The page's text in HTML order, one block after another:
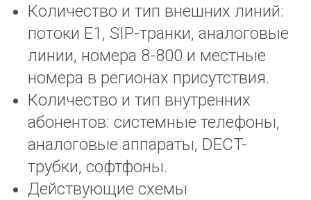
Количество и тип внешних линий:
потоки Е1, SIP-транки, аналоговые
линии, номера 8-800 и местные
номера в регионах присутствия.
Количество и тип внутренних
абонентов: системные телефоны,
аналоговые аппараты, DECT-
трубки, софтфоны.
Действующие схемы